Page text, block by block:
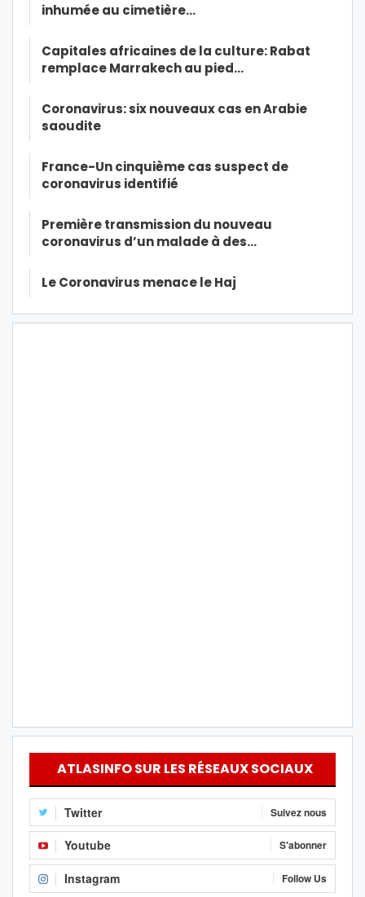
inhumée au cimetière…
Capitales africaines de la culture: Rabat
remplace Marrakech au pied…
Coronavirus: six nouveaux cas en Arabie
saoudite
France-Un cinquième cas suspect de
coronavirus identifié
Première transmission du nouveau
coronavirus d’un malade à des…
Le Coronavirus menace le Haj
ATLASINFO SUR LES RÉSEAUX SOCIAUX
Twitter Suivez nous
Youtube S'abonner
Instagram Follow Us